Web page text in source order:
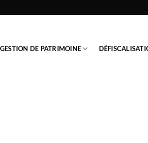
GESTION DE PATRIMOINE